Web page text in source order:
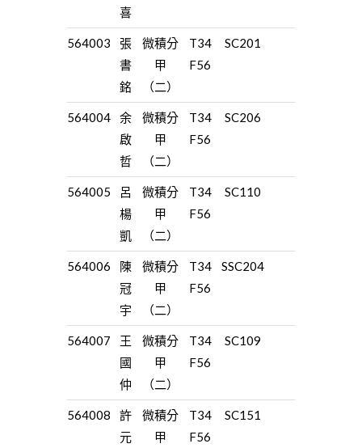
喜
564003
張
書
銘
微積分
甲
（二）
T34
F56
SC201
564004
余
啟
哲
微積分
甲
（二）
T34
F56
SC206
564005
呂
楊
凱
微積分
甲
（二）
T34
F56
SC110
564006
陳
冠
宇
微積分
甲
（二）
T34
F56
SSC204
564007
王
國
仲
微積分
甲
（二）
T34
F56
SC109
564008
許
元
微積分
甲
T34
F56
SC151